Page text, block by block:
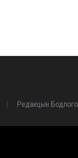
Редакцын Бодлого